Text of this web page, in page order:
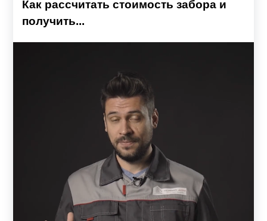
Как рассчитать стоимость забора и
получить...